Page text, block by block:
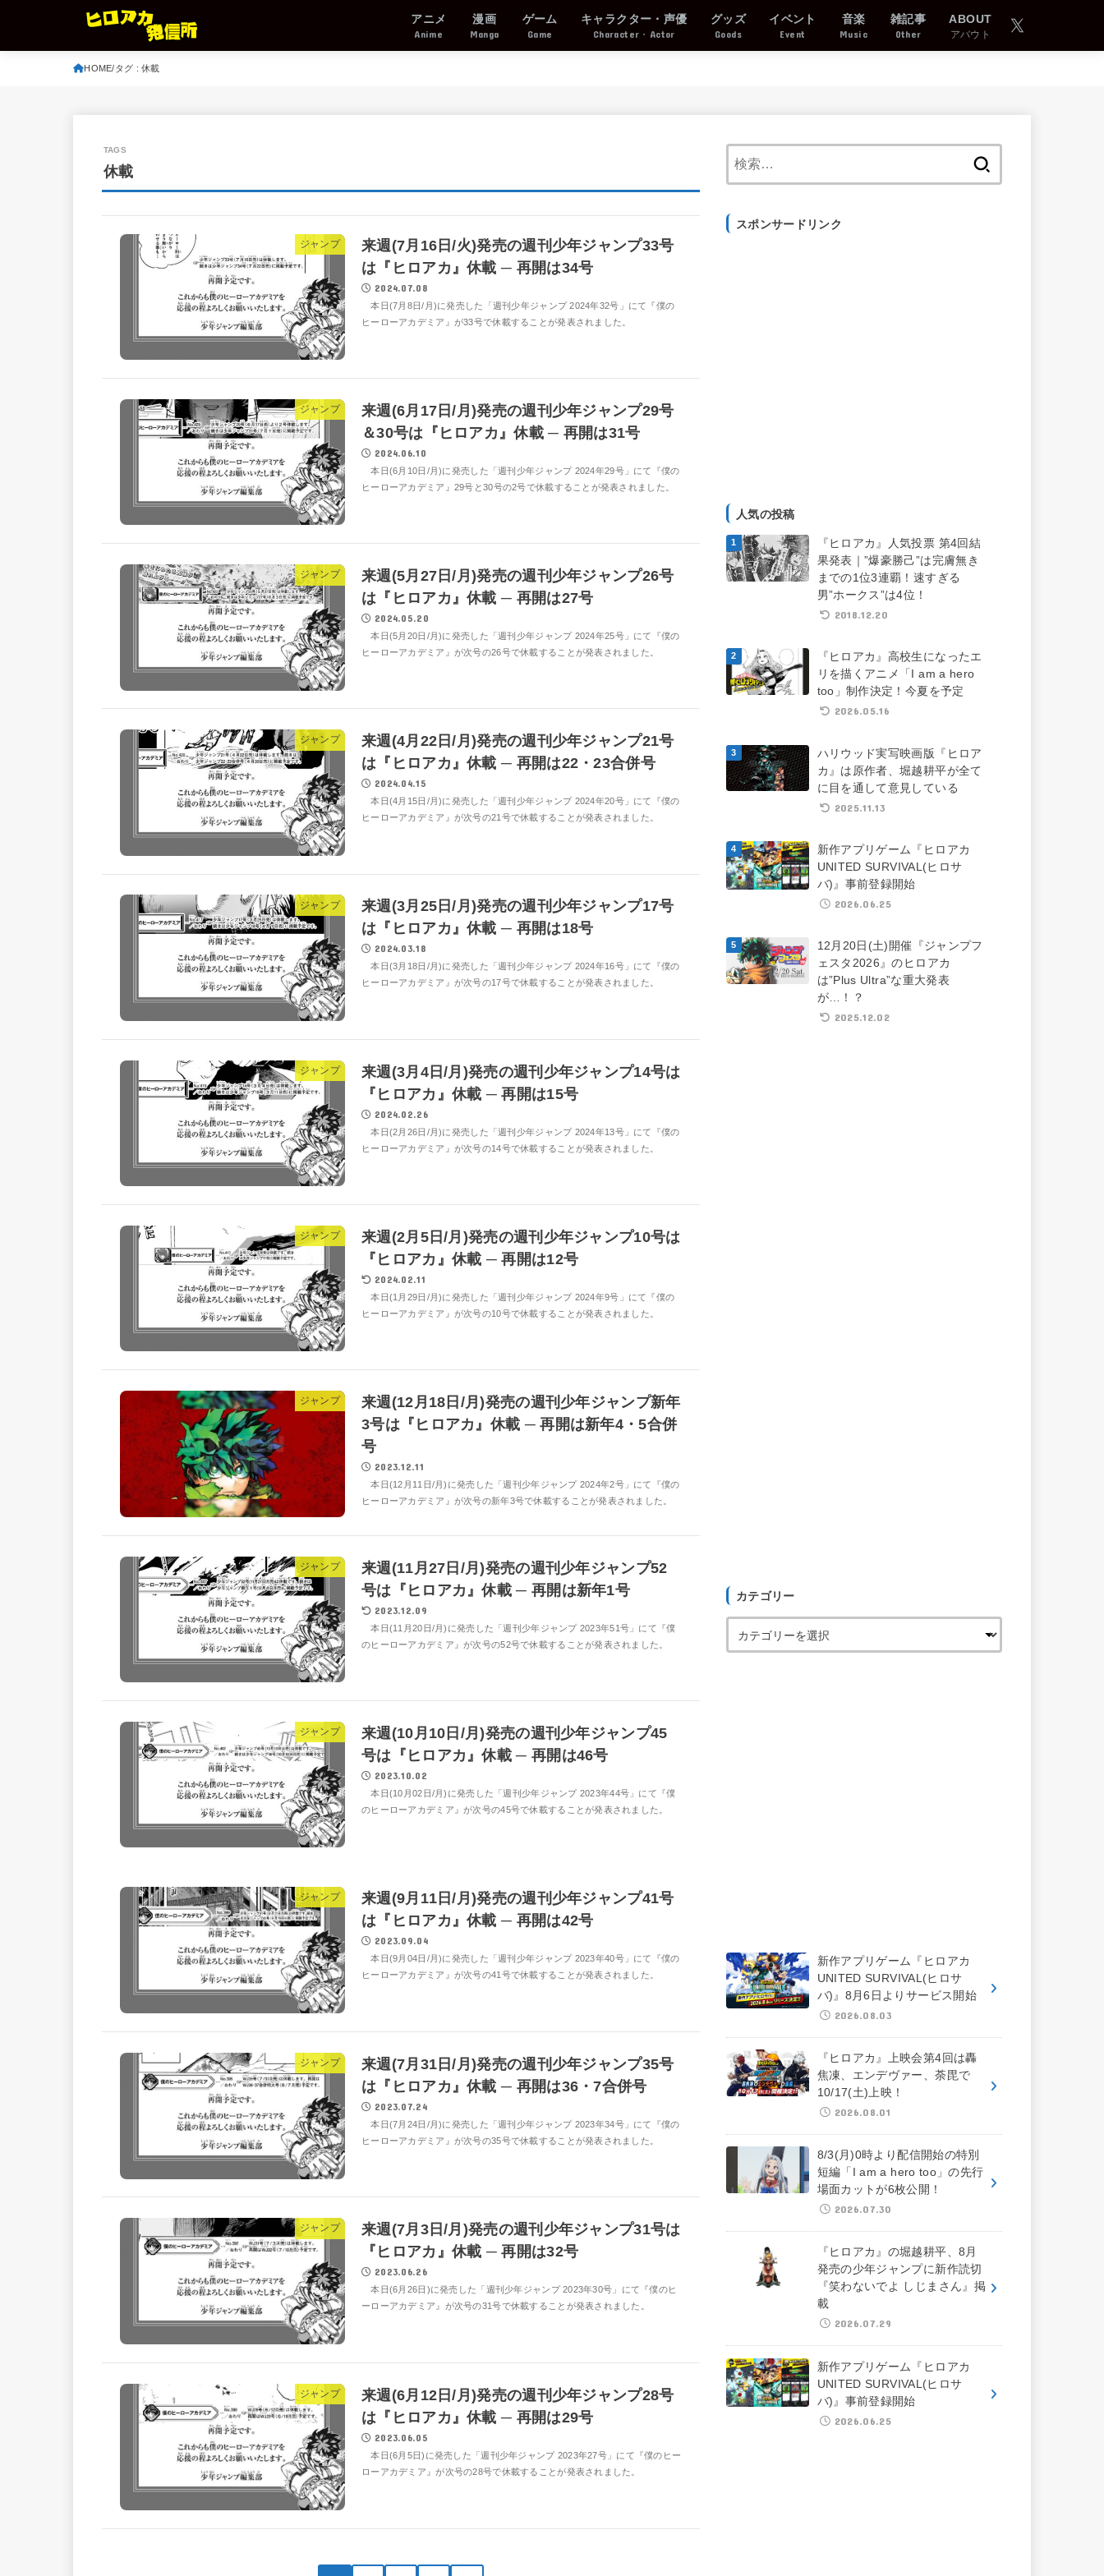
アニメ
Anime
漫画
Manga
ゲーム
Game
キャラクター・声優
Character・Actor
グッズ
Goods
イベント
Event
音楽
Music
雑記事
Other
ABOUT
アバウト
HOME タグ : 休載
休載
ジャンプ
来週(7月16日/火)発売の週刊少年ジャンプ33号
は『ヒロアカ』休載 ─ 再開は34号
2024.07.08
本日(7月8日/月)に発売した「週刊少年ジャンプ 2024年32号」にて『僕の
ヒーローアカデミア』が33号で休載することが発表されました。
ジャンプ
来週(6月17日/月)発売の週刊少年ジャンプ29号
＆30号は『ヒロアカ』休載 ─ 再開は31号
2024.06.10
本日(6月10日/月)に発売した「週刊少年ジャンプ 2024年29号」にて『僕の
ヒーローアカデミア』29号と30号の2号で休載することが発表されました。
ジャンプ
来週(5月27日/月)発売の週刊少年ジャンプ26号
は『ヒロアカ』休載 ─ 再開は27号
2024.05.20
本日(5月20日/月)に発売した「週刊少年ジャンプ 2024年25号」にて『僕の
ヒーローアカデミア』が次号の26号で休載することが発表されました。
ジャンプ
来週(4月22日/月)発売の週刊少年ジャンプ21号
は『ヒロアカ』休載 ─ 再開は22・23合併号
2024.04.15
本日(4月15日/月)に発売した「週刊少年ジャンプ 2024年20号」にて『僕の
ヒーローアカデミア』が次号の21号で休載することが発表されました。
ジャンプ
来週(3月25日/月)発売の週刊少年ジャンプ17号
は『ヒロアカ』休載 ─ 再開は18号
2024.03.18
本日(3月18日/月)に発売した「週刊少年ジャンプ 2024年16号」にて『僕の
ヒーローアカデミア』が次号の17号で休載することが発表されました。
ジャンプ
来週(3月4日/月)発売の週刊少年ジャンプ14号は
『ヒロアカ』休載 ─ 再開は15号
2024.02.26
本日(2月26日/月)に発売した「週刊少年ジャンプ 2024年13号」にて『僕の
ヒーローアカデミア』が次号の14号で休載することが発表されました。
ジャンプ
来週(2月5日/月)発売の週刊少年ジャンプ10号は
『ヒロアカ』休載 ─ 再開は12号
2024.02.11
本日(1月29日/月)に発売した「週刊少年ジャンプ 2024年9号」にて『僕の
ヒーローアカデミア』が次号の10号で休載することが発表されました。
ジャンプ
来週(12月18日/月)発売の週刊少年ジャンプ新年
3号は『ヒロアカ』休載 ─ 再開は新年4・5合併
号
2023.12.11
本日(12月11日/月)に発売した「週刊少年ジャンプ 2024年2号」にて『僕の
ヒーローアカデミア』が次号の新年3号で休載することが発表されました。
ジャンプ
来週(11月27日/月)発売の週刊少年ジャンプ52
号は『ヒロアカ』休載 ─ 再開は新年1号
2023.12.09
本日(11月20日/月)に発売した「週刊少年ジャンプ 2023年51号」にて『僕
のヒーローアカデミア』が次号の52号で休載することが発表されました。
ジャンプ
来週(10月10日/月)発売の週刊少年ジャンプ45
号は『ヒロアカ』休載 ─ 再開は46号
2023.10.02
本日(10月02日/月)に発売した「週刊少年ジャンプ 2023年44号」にて『僕
のヒーローアカデミア』が次号の45号で休載することが発表されました。
ジャンプ
来週(9月11日/月)発売の週刊少年ジャンプ41号
は『ヒロアカ』休載 ─ 再開は42号
2023.09.04
本日(9月04日/月)に発売した「週刊少年ジャンプ 2023年40号」にて『僕の
ヒーローアカデミア』が次号の41号で休載することが発表されました。
ジャンプ
来週(7月31日/月)発売の週刊少年ジャンプ35号
は『ヒロアカ』休載 ─ 再開は36・7合併号
2023.07.24
本日(7月24日/月)に発売した「週刊少年ジャンプ 2023年34号」にて『僕の
ヒーローアカデミア』が次号の35号で休載することが発表されました。
ジャンプ
来週(7月3日/月)発売の週刊少年ジャンプ31号は
『ヒロアカ』休載 ─ 再開は32号
2023.06.26
本日(6月26日)に発売した「週刊少年ジャンプ 2023年30号」にて『僕のヒ
ーローアカデミア』が次号の31号で休載することが発表されました。
ジャンプ
来週(6月12日/月)発売の週刊少年ジャンプ28号
は『ヒロアカ』休載 ─ 再開は29号
2023.06.05
本日(6月5日)に発売した「週刊少年ジャンプ 2023年27号」にて『僕のヒー
ローアカデミア』が次号の28号で休載することが発表されました。
スポンサードリンク
人気の投稿
『ヒロアカ』人気投票 第4回結
果発表｜”爆豪勝己”は完膚無き
までの1位3連覇！速すぎる
男”ホークス”は4位！
2018.12.20
『ヒロアカ』高校生になったエ
リを描くアニメ「I am a hero
too」制作決定！今夏を予定
2026.05.16
ハリウッド実写映画版『ヒロア
カ』は原作者、堀越耕平が全て
に目を通して意見している
2025.11.13
新作アプリゲーム『ヒロアカ
UNITED SURVIVAL(ヒロサ
バ)』事前登録開始
2026.06.25
12月20日(土)開催『ジャンプフ
ェスタ2026』のヒロアカ
は”Plus Ultra”な重大発表
が…！？
2025.12.02
カテゴリー
新作アプリゲーム『ヒロアカ
UNITED SURVIVAL(ヒロサ
バ)』8月6日よりサービス開始
2026.08.03
『ヒロアカ』上映会第4回は轟
焦凍、エンデヴァー、荼毘で
10/17(土)上映！
2026.08.01
8/3(月)0時より配信開始の特別
短編「I am a hero too」の先行
場面カットが6枚公開！
2026.07.30
『ヒロアカ』の堀越耕平、8月
発売の少年ジャンプに新作読切
『笑わないでよ しじまさん』掲
載
2026.07.29
新作アプリゲーム『ヒロアカ
UNITED SURVIVAL(ヒロサ
バ)』事前登録開始
2026.06.25